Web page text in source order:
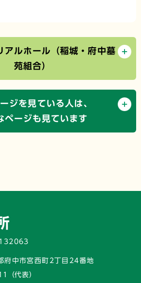
アルホール（稲城・府中墓
苑組合）
ジを見ている人は、
ページも見ています
中市宮西町2丁目24番地
（代表）